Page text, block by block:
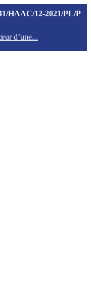
HAAC/12-2021/PL/P
d’une...